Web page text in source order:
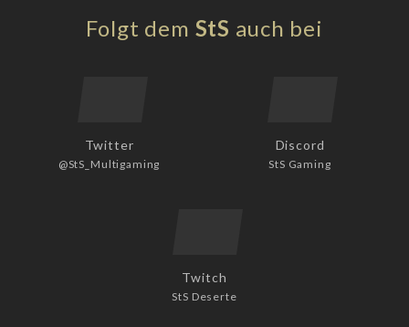
Folgt dem StS auch bei
Twitter
@StS_Multigaming
Discord
StS Gaming
Twitch
StS Deserte